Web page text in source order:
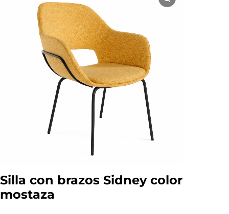
Silla con brazos Sidney color
mostaza